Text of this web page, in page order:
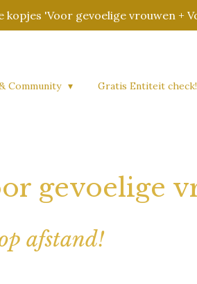
'Voor gevoelige vrouwen +
Community Gratis Entiteit check!
gevoelige
afstand!